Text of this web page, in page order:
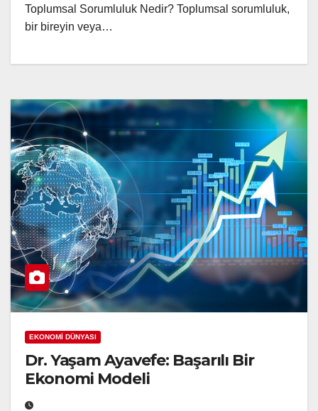
Toplumsal Sorumluluk Nedir? Toplumsal sorumluluk,
bir bireyin veya…
EKONOMİ DÜNYASI
Dr. Yaşam Ayavefe: Başarılı Bir
Ekonomi Modeli